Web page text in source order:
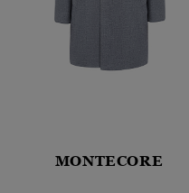
MONTECORE